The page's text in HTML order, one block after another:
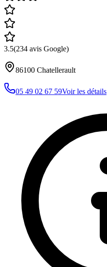
3.5(234 avis Google)
86100 Chatellerault
05 49 02 67 59Voir les détails